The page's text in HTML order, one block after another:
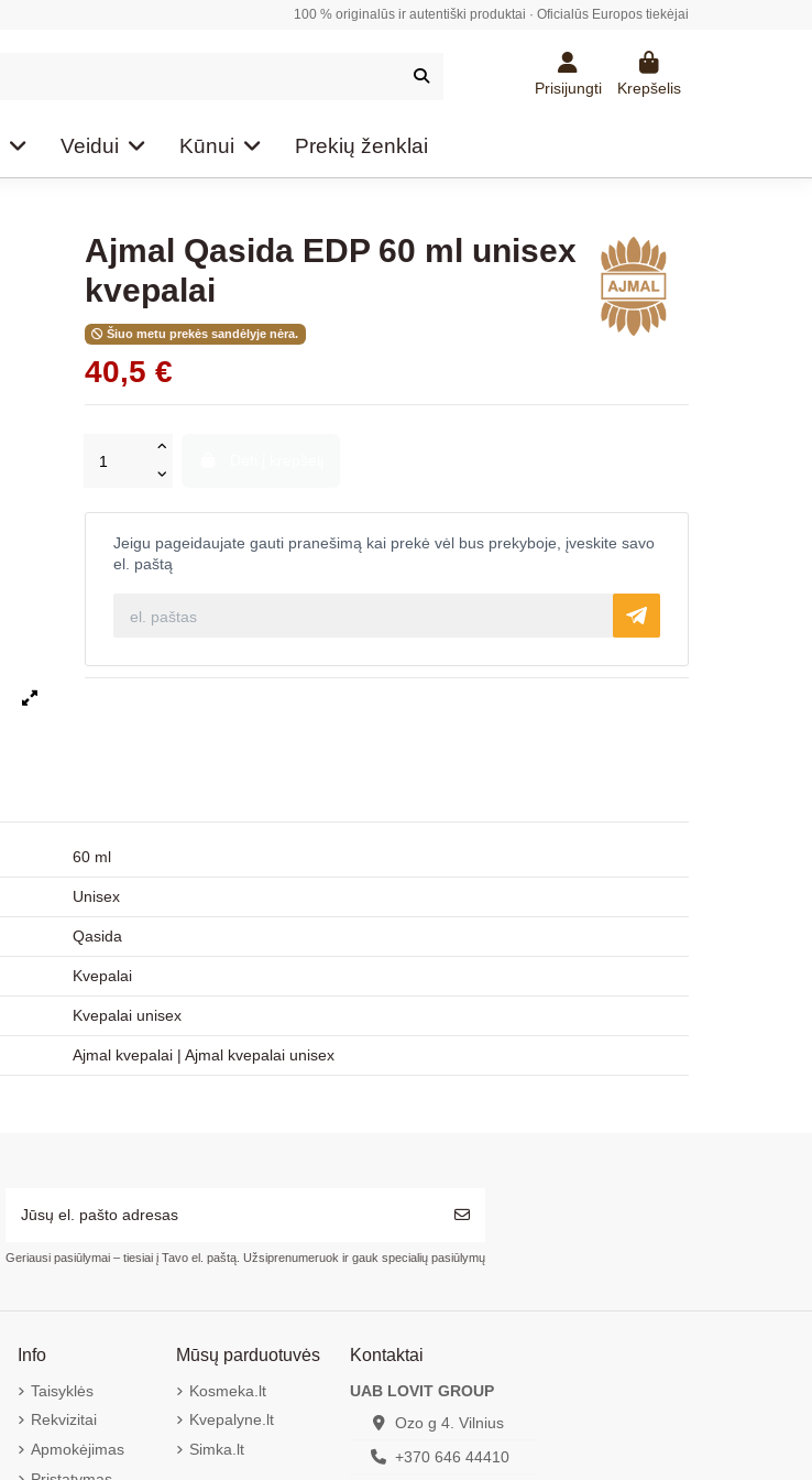
100 % originalūs ir autentiški produktai · Oficialūs Europos tiekėjai
Prisijungti Krepšelis
Veidui Kūnui Prekių ženklai
Ajmal Qasida EDP 60 ml unisex
kvepalai
Šiuo metu prekės sandėlyje nėra.
40,5 €
Jeigu pageidaujate gauti pranešimą kai prekė vėl bus prekyboje, įveskite savo
el. paštą
60 ml
Unisex
Qasida
Kvepalai
Kvepalai unisex
Ajmal kvepalai | Ajmal kvepalai unisex
Geriausi pasiūlymai – tiesiai į Tavo el. paštą. Užsiprenumeruok ir gauk specialių pasiūlymų
Info
Taisyklės
Rekvizitai
Apmokėjimas
Mūsų parduotuvės
Kosmeka.lt
Kvepalyne.lt
Simka.lt
Kontaktai
UAB LOVIT GROUP
Ozo g 4. Vilnius
+370 646 44410